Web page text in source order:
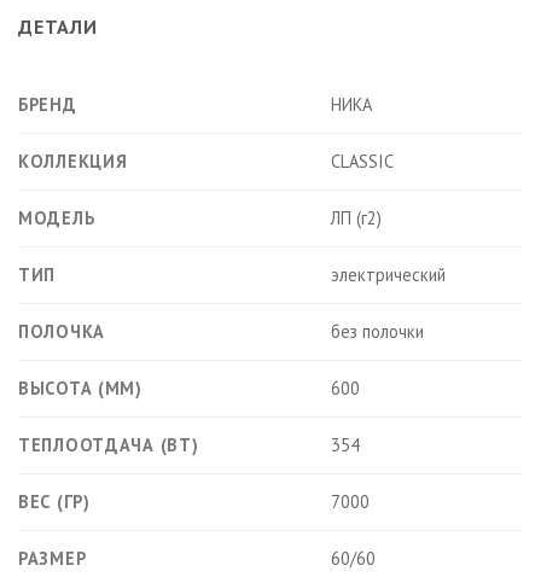
ДЕТАЛИ
БРЕНД НИКА
КОЛЛЕКЦИЯ CLASSIC
МОДЕЛЬ ЛП (г2)
ТИП электрический
ПОЛОЧКА без полочки
ВЫСОТА (ММ) 600
ТЕПЛООТДАЧА (ВТ) 354
ВЕС (ГР) 7000
РАЗМЕР 60/60